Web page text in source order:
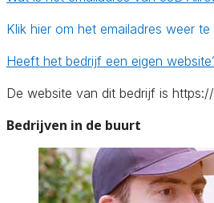
Klik hier om het emailadres weer te
Heeft het bedrijf een eigen
De website van dit bedrijf is
Bedrijven in de buurt